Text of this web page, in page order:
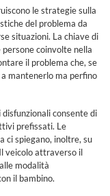
le strategie sulla
del problema da
situazioni. La chiave di
coinvolte nella
il problema che, se
mantenerlo ma perfino
consente di
prefissati. Le
ci spiegano, inoltre, su
veicolo attraverso il
modalità
il bambino.